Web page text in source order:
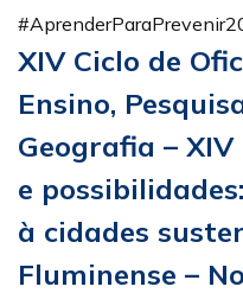
XIV Ciclo de
Ensino,
Geografia – XIV
e
à cidades
Fluminense –